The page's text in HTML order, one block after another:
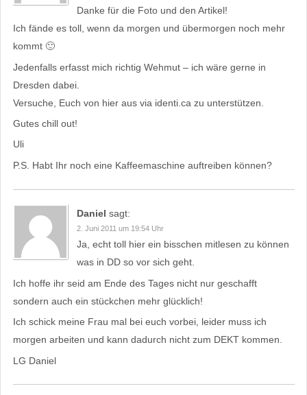
Danke für die Foto und den Artikel!
Ich fände es toll, wenn da morgen und übermorgen noch mehr
kommt 🙂
Jedenfalls erfasst mich richtig Wehmut – ich wäre gerne in
Dresden dabei.
Versuche, Euch von hier aus via identi.ca zu unterstützen.
Gutes chill out!
Uli
P.S. Habt Ihr noch eine Kaffeemaschine auftreiben können?
Daniel sagt:
2. Juni 2011 um 19:54 Uhr
Ja, echt toll hier ein bisschen mitlesen zu können
was in DD so vor sich geht.
Ich hoffe ihr seid am Ende des Tages nicht nur geschafft
sondern auch ein stückchen mehr glücklich!
Ich schick meine Frau mal bei euch vorbei, leider muss ich
morgen arbeiten und kann dadurch nicht zum DEKT kommen.
LG Daniel